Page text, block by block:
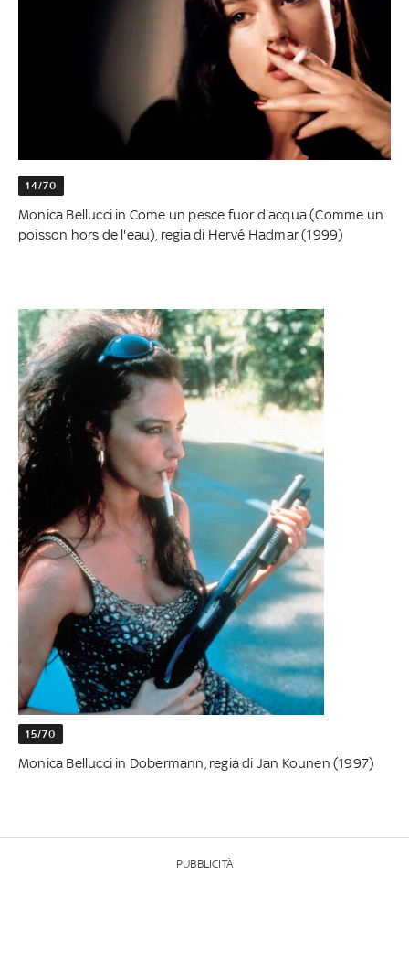
14/70
Monica Bellucci in Come un pesce fuor d'acqua (Comme un
poisson hors de l'eau), regia di Hervé Hadmar (1999)
15/70
Monica Bellucci in Dobermann, regia di Jan Kounen (1997)
PUBBLICITÀ